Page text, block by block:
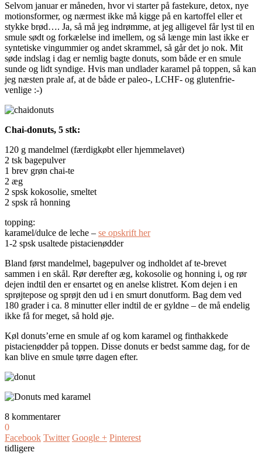
Selvom januar er måneden, hvor vi starter på fastekure, detox, nye
motionsformer, og nærmest ikke må kigge på en kartoffel eller et
stykke brød…. Ja, så må jeg indrømme, at jeg alligevel får lyst til en
smule sødt og forkælelse ind imellem, og så længe min last ikke er
syntetiske vingummier og andet skrammel, så går det jo nok. Mit
søde indslag i dag er nemlig bagte donuts, som både er en smule
sunde og lidt syndige. Hvis man undlader karamel på toppen, så kan
jeg næsten prale af, at de både er paleo-, LCHF- og glutenfrie-
venlige :-)
Chai-donuts, 5 stk:
120 g mandelmel (færdigkøbt eller hjemmelavet)
2 tsk bagepulver
1 brev grøn chai-te
2 æg
2 spsk kokosolie, smeltet
2 spsk rå honning
topping:
karamel/dulce de leche – se opskrift her
1-2 spsk usaltede pistacienødder
Bland først mandelmel, bagepulver og indholdet af te-brevet
sammen i en skål. Rør derefter æg, kokosolie og honning i, og rør
dejen indtil den er ensartet og en anelse klistret. Kom dejen i en
sprøjtepose og sprøjt den ud i en smurt donutform. Bag dem ved
180 grader i ca. 8 minutter eller indtil de er gyldne – de må endelig
ikke få for meget, så hold øje.
Køl donuts’erne en smule af og kom karamel og finthakkede
pistacienødder på toppen. Disse donuts er bedst samme dag, for de
kan blive en smule tørre dagen efter.
8 kommentarer
0
Facebook Twitter Google + Pinterest
tidligere